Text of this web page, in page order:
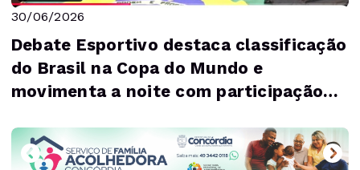
30/06/2026
Debate Esportivo destaca classificação
do Brasil na Copa do Mundo e
movimenta a noite com participação